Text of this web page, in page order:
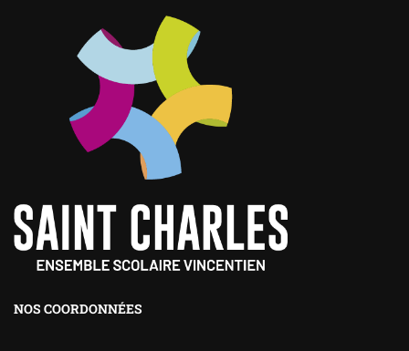
NOS COORDONNÉES